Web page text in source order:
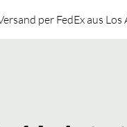
per FedEx aus